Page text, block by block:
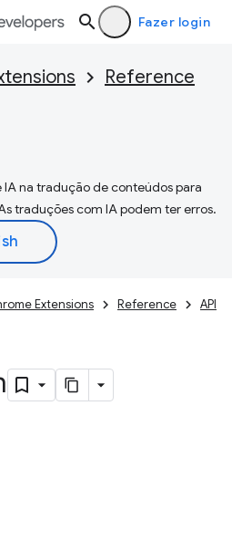
Fazer login
Reference
na tradução de conteúdos para
traduções com IA podem ter erros.
Extensions Reference API